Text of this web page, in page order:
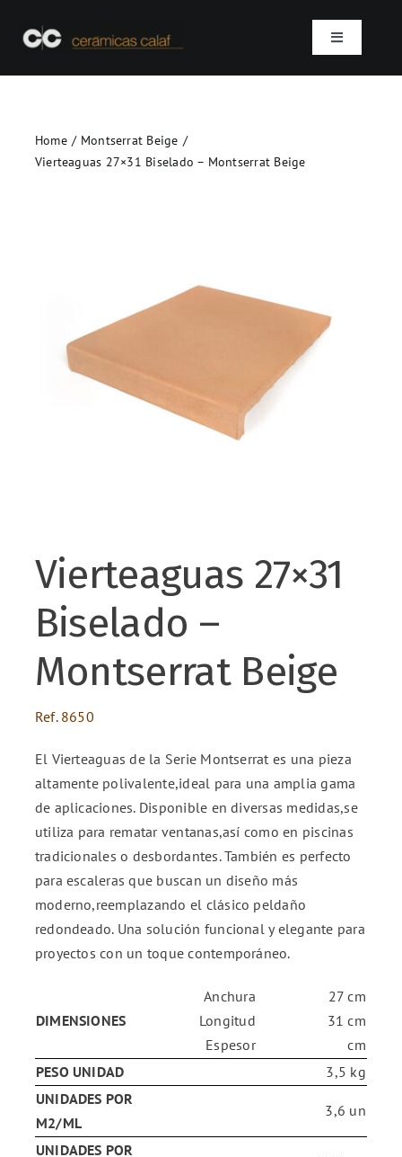
Toggle
Quienes somos
SEARCH
ES
Home
Montserrat Beige
Vierteaguas 27×31 Biselado – Montserrat Beige
Vierteaguas 27×31
Biselado –
Montserrat Beige
Ref. 8650
El Vierteaguas de la Serie Montserrat es una pieza
altamente polivalente,ideal para una amplia gama
de aplicaciones. Disponible en diversas medidas,se
utiliza para rematar ventanas,así como en piscinas
tradicionales o desbordantes. También es perfecto
para escaleras que buscan un diseño más
moderno,reemplazando el clásico peldaño
redondeado. Una solución funcional y elegante para
proyectos con un toque contemporáneo.
DIMENSIONES
Anchura
Longitud
Espesor
27 cm
31 cm
cm
PESO UNIDAD
3,5 kg
UNIDADES POR
M2/ML
3,6 un
UNIDADES POR